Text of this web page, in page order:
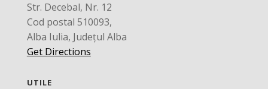
Str. Decebal, Nr. 12
Cod postal 510093,
Alba Iulia, Județul Alba
Get Directions
UTILE